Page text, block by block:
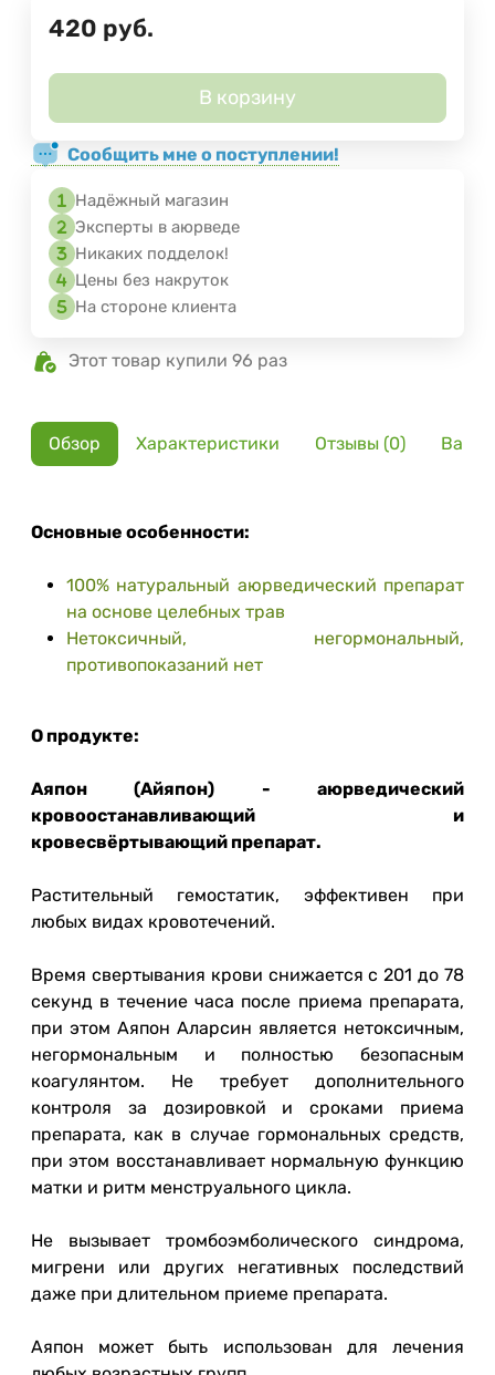
420 руб.
В корзину
Сообщить мне о поступлении!
Надёжный магазин
Эксперты в аюрведе
Никаких подделок!
Цены без накруток
На стороне клиента
Этот товар купили 96 раз
Обзор Характеристики Отзывы (0)
Основные особенности:
100% натуральный аюрведический препарат
на основе целебных трав
Нетоксичный, негормональный,
противопоказаний нет
О продукте:
Аяпон (Айяпон) - аюрведический
кровоостанавливающий и
кровесвёртывающий препарат.
Растительный гемостатик, эффективен при
любых видах кровотечений.
Время свертывания крови снижается с 201 до 78
секунд в течение часа после приема препарата,
при этом Аяпон Аларсин является нетоксичным,
негормональным и полностью безопасным
коагулянтом. Не требует дополнительного
контроля за дозировкой и сроками приема
препарата, как в случае гормональных средств,
при этом восстанавливает нормальную функцию
матки и ритм менструального цикла.
Не вызывает тромбоэмболического синдрома,
мигрени или других негативных последствий
даже при длительном приеме препарата.
Аяпон может быть использован для лечения